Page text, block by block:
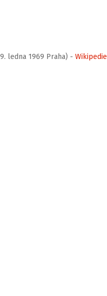
ledna 1969 Praha) - Wikipedie